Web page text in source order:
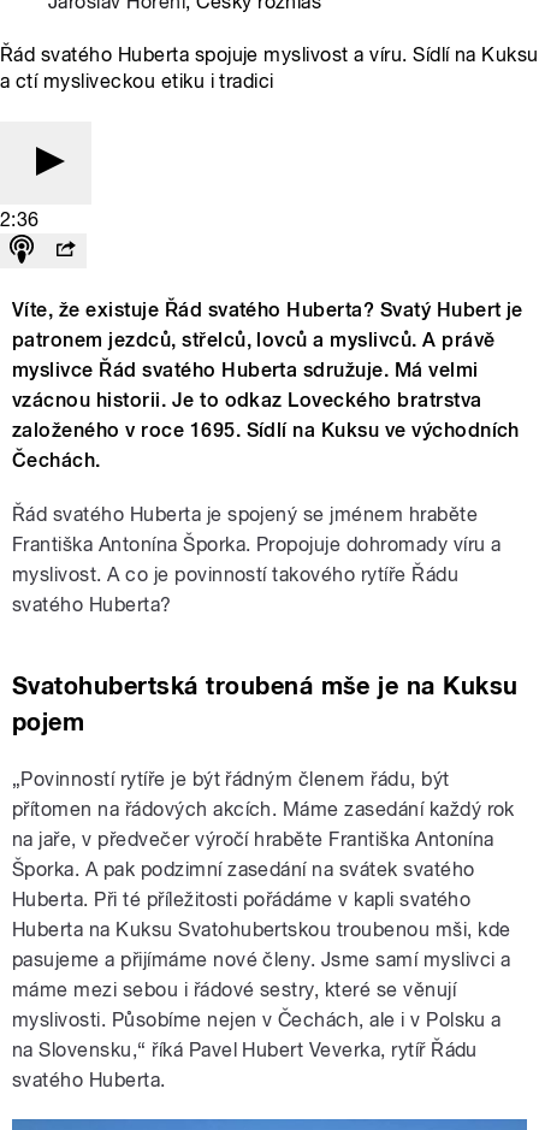
Řád svatého Huberta spojuje myslivost a víru. Sídlí na Kuksu
a ctí mysliveckou etiku i tradici
2:36
Víte, že existuje Řád svatého Huberta? Svatý Hubert je
patronem jezdců, střelců, lovců a myslivců. A právě
myslivce Řád svatého Huberta sdružuje. Má velmi
vzácnou historii. Je to odkaz Loveckého bratrstva
založeného v roce 1695. Sídlí na Kuksu ve východních
Čechách.
Řád svatého Huberta je spojený se jménem hraběte
Františka Antonína Šporka. Propojuje dohromady víru a
myslivost. A co je povinností takového rytíře Řádu
svatého Huberta?
Svatohubertská troubená mše je na Kuksu
pojem
„Povinností rytíře je být řádným členem řádu, být
přítomen na řádových akcích. Máme zasedání každý rok
na jaře, v předvečer výročí hraběte Františka Antonína
Šporka. A pak podzimní zasedání na svátek svatého
Huberta. Při té příležitosti pořádáme v kapli svatého
Huberta na Kuksu Svatohubertskou troubenou mši, kde
pasujeme a přijímáme nové členy. Jsme samí myslivci a
máme mezi sebou i řádové sestry, které se věnují
myslivosti. Působíme nejen v Čechách, ale i v Polsku a
na Slovensku,“ říká Pavel Hubert Veverka, rytíř Řádu
svatého Huberta.